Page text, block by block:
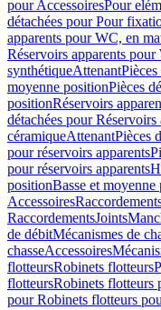
pour AccessoiresPour
détachées pour Pour
apparents pour WC, en
Réservoirs apparents
synthétiqueAttenant
moyenne positionPièces
positionRéservoirs
détachées pour
céramiqueAttenantPièces
pour réservoirs apparents
pour réservoirs apparents
positionBasse et moyenne
Accessoires
RaccordementsJoints
de débitMécanismes de
chasseAccessoires
flotteursRobinets flotteurs
flotteursRobinets flotteurs
pour Robinets flotteurs